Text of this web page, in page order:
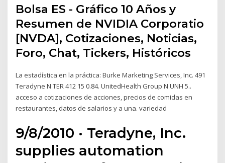
Bolsa ES - Gráfico 10 Años y
Resumen de NVIDIA Corporatio
[NVDA], Cotizaciones, Noticias,
Foro, Chat, Tickers, Históricos
La estadística en la práctica: Burke Marketing Services, Inc. 491
Teradyne N TER 412 15 0.84. UnitedHealth Group N UNH 5..
acceso a cotizaciones de acciones, precios de comidas en
restaurantes, datos de salarios y a una. variedad
9/8/2010 · Teradyne, Inc.
supplies automation